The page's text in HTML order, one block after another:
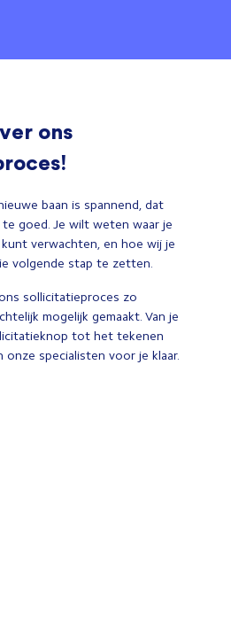
ons
baan is spannend, dat
te goed. Je wilt weten waar je
verwachten, en hoe wij je
volgende stap te zetten.
sollicitatieproces zo
mogelijk gemaakt. Van je
tot het tekenen
specialisten voor je klaar.